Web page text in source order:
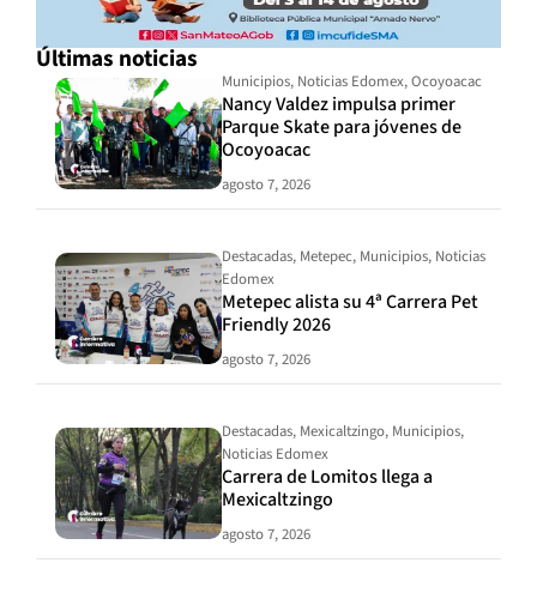
Últimas noticias
Municipios, Noticias Edomex,Ocoyoacac
Nancy Valdez impulsa primer
Parque Skate para jóvenes de
Ocoyoacac
agosto 7, 2026
Destacadas, Metepec, Municipios, Noticias
Edomex
Metepec alista su 4ª Carrera Pet
Friendly 2026
agosto 7, 2026
Destacadas, Mexicaltzingo, Municipios,
Noticias Edomex
Carrera de Lomitos llega a
Mexicaltzingo
agosto 7, 2026